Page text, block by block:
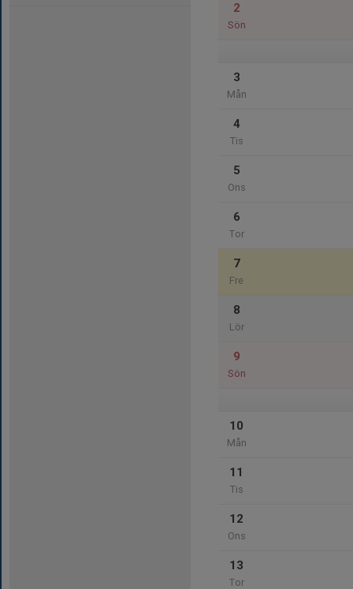
2
Sön
3
Mån
4
Tis
5
Ons
6
Tor
7
Fre
8
Lör
9
Sön
10
Mån
11
Tis
12
Ons
13
Tor